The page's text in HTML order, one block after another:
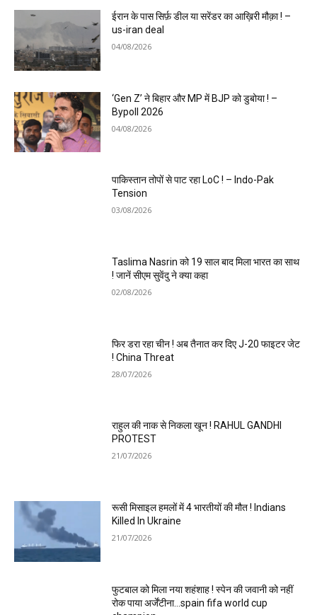
ईरान के पास सिर्फ़ डील या सरेंडर का आख़िरी मौक़ा ! –
us-iran deal
04/08/2026
‘Gen Z’ ने बिहार और MP में BJP को डुबोया ! –
Bypoll 2026
04/08/2026
पाकिस्तान तोपों से पाट रहा LoC ! – Indo-Pak
Tension
03/08/2026
Taslima Nasrin को 19 साल बाद मिला भारत का साथ
! जानें सीएम सुवेंदु ने क्या कहा
02/08/2026
फिर डरा रहा चीन ! अब तैनात कर दिए J-20 फाइटर जेट
! China Threat
28/07/2026
राहुल की नाक से निकला खून ! RAHUL GANDHI
PROTEST
21/07/2026
रूसी मिसाइल हमलों में 4 भारतीयों की मौत ! Indians
Killed In Ukraine
21/07/2026
फुटबाल को मिला नया शहंशाह ! स्पेन की जवानी को नहीं
रोक पाया अर्जेंटीना…spain fifa world cup